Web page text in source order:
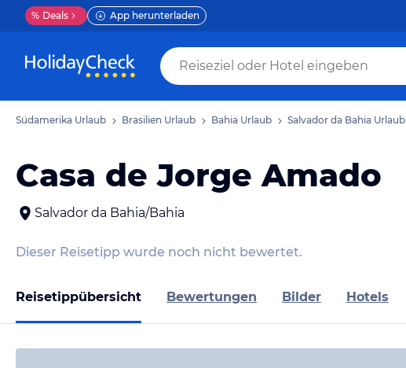
% Deals App herunterladen
Südamerika Urlaub Brasilien Urlaub Bahia Urlaub Salvador da Bahia Urlaub
Casa de Jorge Amado
Salvador da Bahia/Bahia
Dieser Reisetipp wurde noch nicht bewertet.
Reisetippübersicht Bewertungen Bilder Hotels